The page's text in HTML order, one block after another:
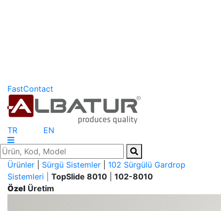
FastContact
TR EN
Ürünler Sürgü Sistemler
102 Sürgülü Gardrop
Sistemleri |
TopSlide 8010
102-8010
Özel Üretim